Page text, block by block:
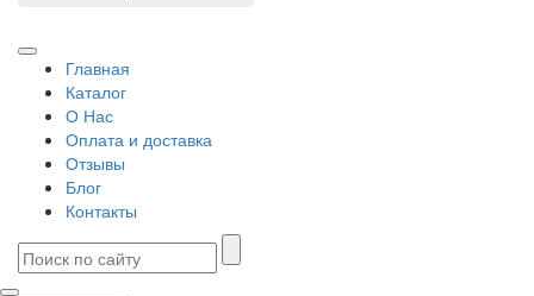
Главная
Каталог
О Нас
Оплата и доставка
Отзывы
Блог
Контакты